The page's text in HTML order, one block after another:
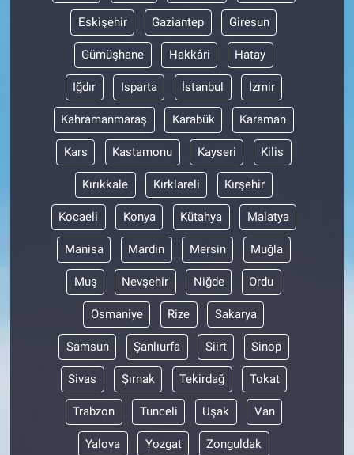
Eskişehir Gaziantep Giresun
Gümüşhane Hakkâri Hatay
Iğdır Isparta İstanbul İzmir
Kahramanmaraş Karabük Karaman
Kars Kastamonu Kayseri Kilis
Kırıkkale Kırklareli Kırşehir
Kocaeli Konya Kütahya Malatya
Manisa Mardin Mersin Muğla
Muş Nevşehir Niğde Ordu
Osmaniye Rize Sakarya
Samsun Şanlıurfa Siirt Sinop
Sivas Şırnak Tekirdağ Tokat
Trabzon Tunceli Uşak Van
Yalova Yozgat Zonguldak